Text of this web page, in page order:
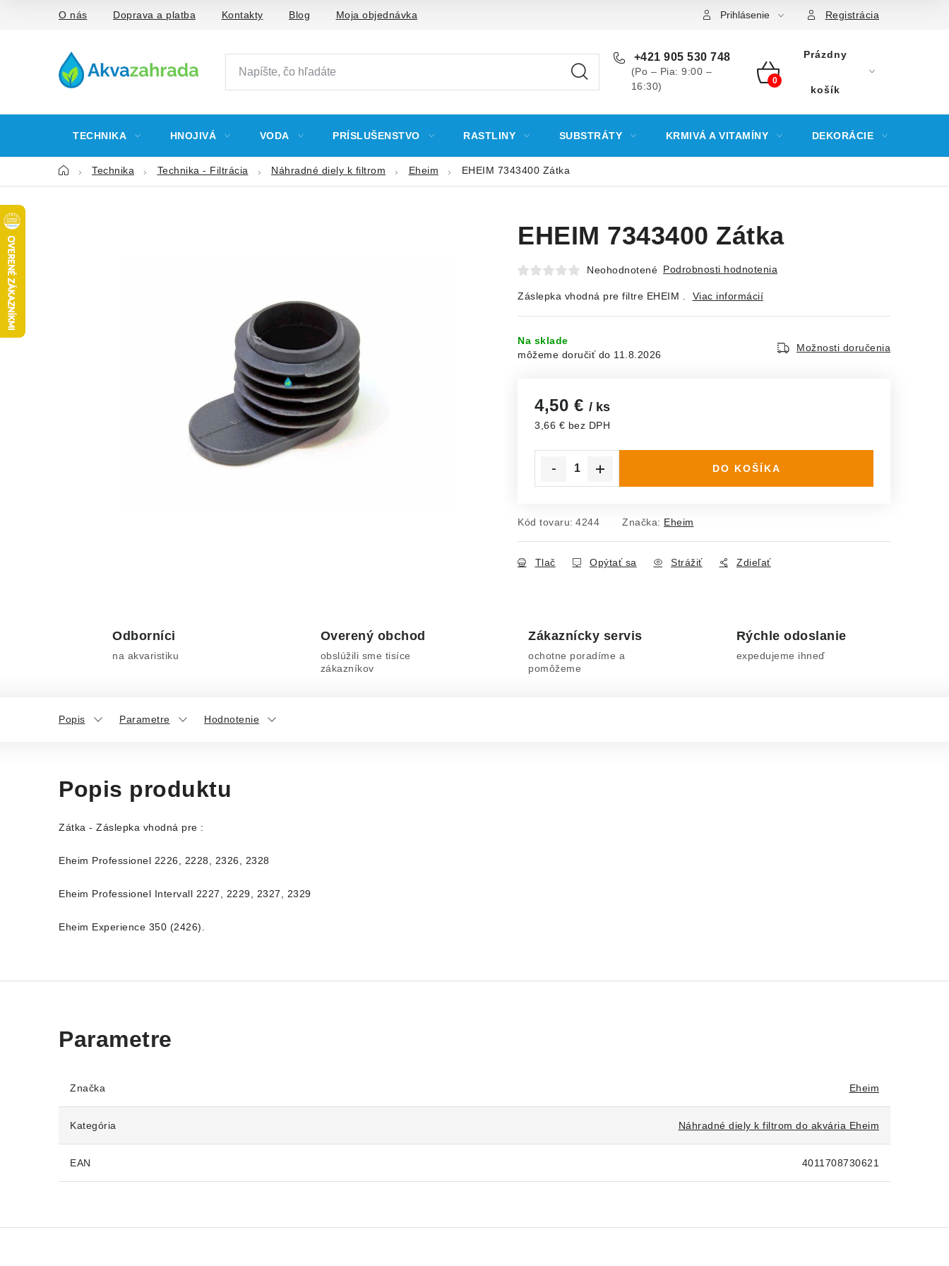
O nás Doprava a platba Kontakty Blog Moja objednávka Prihlásenie Registrácia
+421 905 530 748
(Po – Pia: 9:00 –
16:30)
NÁKUPNÝ
Prázdny
košík
TECHNIKA HNOJIVÁ VODA PRÍSLUŠENSTVO RASTLINY SUBSTRÁTY KRMIVÁ A VITAMÍNY DEKORÁCIE
DomovTechnika Technika - Filtrácia Náhradné diely k filtrom Eheim EHEIM 7343400 Zátka
EHEIM 7343400 Zátka
Neohodnotené Podrobnosti hodnotenia
Záslepka vhodná pre filtre EHEIM . Viac informácií
Na sklade
11.8.2026
Možnosti doručenia
4,50 € / ks
3,66 € bez DPH
DO KOŠÍKA
Kód tovaru: 4244 Značka: Eheim
Tlač Opýtať sa Strážiť Zdieľať
Odborníci
na akvaristiku
Overený obchod
obslúžili sme tisíce
zákazníkov
Zákaznícky servis
ochotne poradíme a
pomôžeme
Rýchle odoslanie
expedujeme ihneď
Popis Parametre Hodnotenie
Popis produktu
Zátka - Záslepka vhodná pre :
Eheim Professionel 2226, 2228, 2326, 2328
Eheim Professionel Intervall 2227, 2229, 2327, 2329
Eheim Experience 350 (2426).
Značka Eheim
Kategória Náhradné diely k filtrom do akvária Eheim
EAN 4011708730621